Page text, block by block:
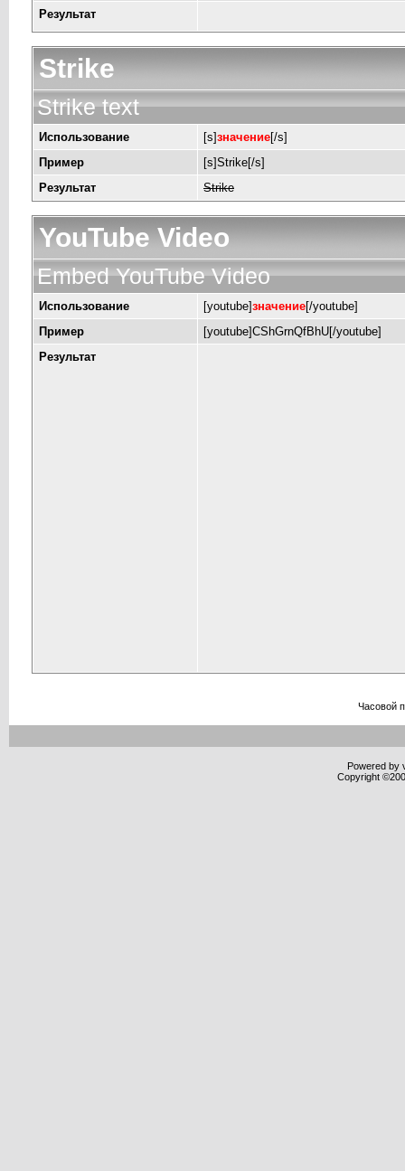
Результат
Strike
Strike text
Использование [s]значение[/s]
Пример
[s]Strike[/s]
Результат
Strike
YouTube Video
Embed YouTube Video
Использование [youtube]значение[/youtube]
Пример
[youtube]CShGrnQfBhU[/youtube]
Результат
Часовой
Powered by
Copyright